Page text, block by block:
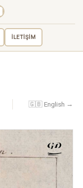
İLETİŞİM
🇬🇧 English →